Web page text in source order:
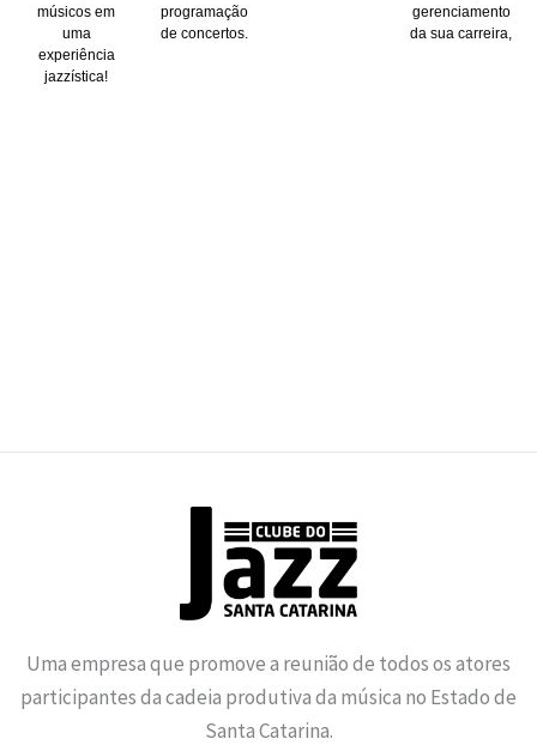
músicos em
uma
experiência
jazzística!
programação
de concertos.
gerenciamento
da sua carreira,
Uma empresa que promove a reunião de todos os atores
participantes da cadeia produtiva da música no Estado de
Santa Catarina.